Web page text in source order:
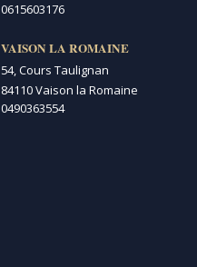
0615603176
VAISON LA ROMAINE
54, Cours Taulignan
84110 Vaison la Romaine
0490363554